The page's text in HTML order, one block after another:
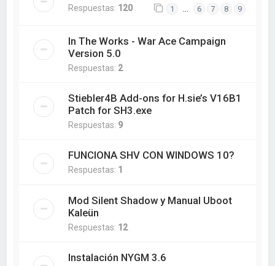
Respuestas: 120 1 6 7 8 9
In The Works - War Ace Campaign
Version 5.0
Respuestas: 2
Stiebler4B Add-ons for H.sie’s V16B1
Patch for SH3.exe
Respuestas: 9
FUNCIONA SHV CON WINDOWS 10?
Respuestas: 1
Mod Silent Shadow y Manual Uboot
Kaleün
Respuestas: 12
Instalación NYGM 3.6